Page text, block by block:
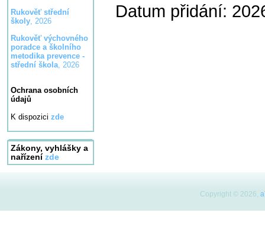
Rukověť střední
školy, 2026
Rukověť výchovného
poradce a školního
metodika prevence -
střední škola, 2026
Ochrana osobních
údajů
K dispozici zde
Zákony, vyhlášky a
nařízení zde
Datum přidání:
Copyright © 2026,